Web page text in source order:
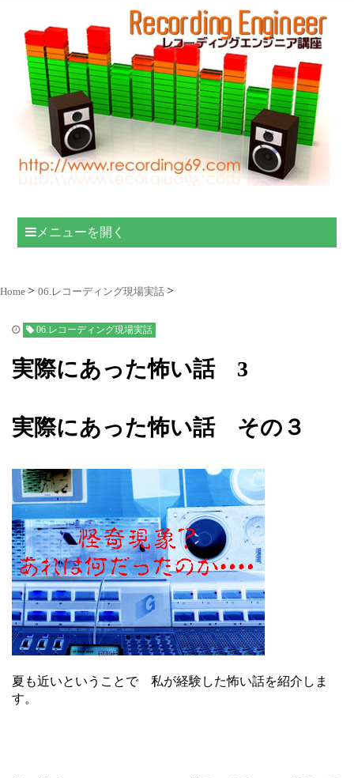
メニューを開く
Home 06.レコーディング現場実話
06.レコーディング現場実話
実際にあった怖い話 3
実際にあった怖い話 その３
夏も近いということで 私が経験した怖い話を紹介しま
す。